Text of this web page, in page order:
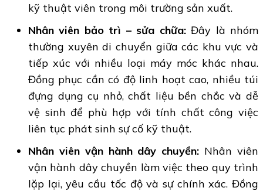
kỹ thuật viên trong môi trường sản xuất.
Nhân viên bảo trì – sửa chữa:Đây là nhóm
thường xuyên di chuyển giữa các khu vực và
tiếp xúc với nhiều loại máy móc khác nhau.
Đồng phục cần có độ linh hoạt cao, nhiều túi
đựng dụng cụ nhỏ, chất liệu bền chắc và dễ
vệ sinh để phù hợp với tính chất công việc
liên tục phát sinh sự cố kỹ thuật.
Nhân viên vận hành dây chuyền: Nhân viên
vận hành dây chuyền làm việc theo quy trình
lặp lại, yêu cầu tốc độ và sự chính xác. Đồng